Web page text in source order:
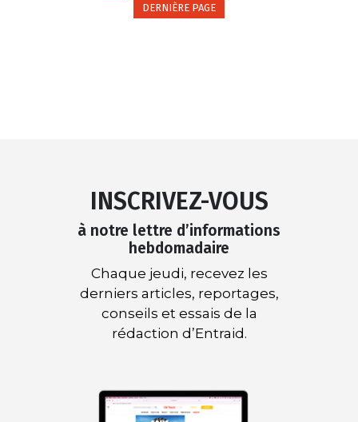
DERNIÈRE PAGE
INSCRIVEZ-VOUS
à notre lettre d’informations
hebdomadaire
Chaque jeudi, recevez les
derniers articles, reportages,
conseils et essais de la
rédaction d’Entraid.